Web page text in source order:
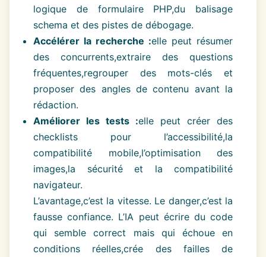
logique de formulaire PHP,du balisage
schema et des pistes de débogage.
Accélérer la recherche :elle peut résumer
des concurrents,extraire des questions
fréquentes,regrouper des mots-clés et
proposer des angles de contenu avant la
rédaction.
Améliorer les tests :elle peut créer des
checklists pour l’accessibilité,la
compatibilité mobile,l’optimisation des
images,la sécurité et la compatibilité
navigateur.
L’avantage,c’est la vitesse. Le danger,c’est la
fausse confiance. L’IA peut écrire du code
qui semble correct mais qui échoue en
conditions réelles,crée des failles de